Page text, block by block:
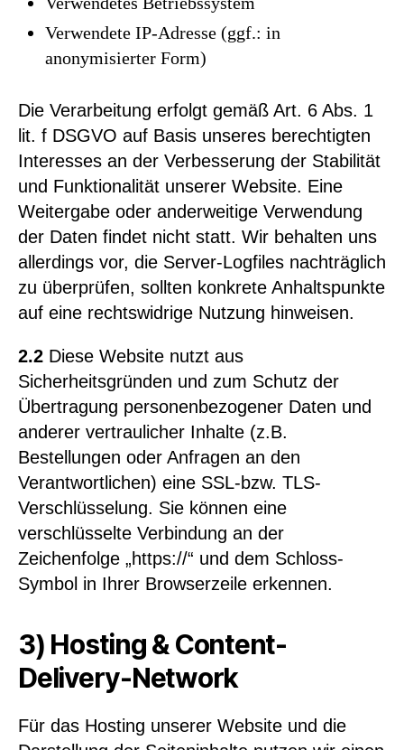
Verwendete IP-Adresse (ggf.: in
anonymisierter Form)
Die Verarbeitung erfolgt gemäß Art. 6 Abs. 1
lit. f DSGVO auf Basis unseres berechtigten
Interesses an der Verbesserung der Stabilität
und Funktionalität unserer Website. Eine
Weitergabe oder anderweitige Verwendung
der Daten findet nicht statt. Wir behalten uns
allerdings vor, die Server-Logfiles nachträglich
zu überprüfen, sollten konkrete Anhaltspunkte
auf eine rechtswidrige Nutzung hinweisen.
2.2 Diese Website nutzt aus
Sicherheitsgründen und zum Schutz der
Übertragung personenbezogener Daten und
anderer vertraulicher Inhalte (z.B.
Bestellungen oder Anfragen an den
Verantwortlichen) eine SSL-bzw. TLS-
Verschlüsselung. Sie können eine
verschlüsselte Verbindung an der
Zeichenfolge „https://“ und dem Schloss-
Symbol in Ihrer Browserzeile erkennen.
3) Hosting & Content-
Delivery-Network
Für das Hosting unserer Website und die